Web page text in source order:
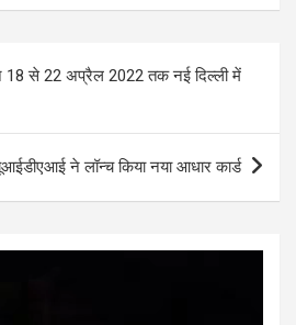
se
n
g
er
ke
dI
n
ar
e
18 से 22 अप्रैल 2022 तक नई दिल्ली में
ने लॉन्च किया नया आधार कार्ड